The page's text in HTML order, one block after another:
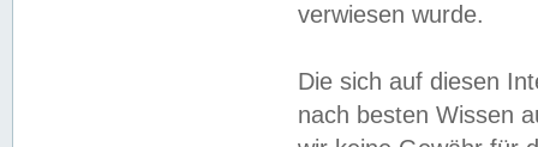
verwiesen wurde.
Die sich auf diesen
nach besten Wissen